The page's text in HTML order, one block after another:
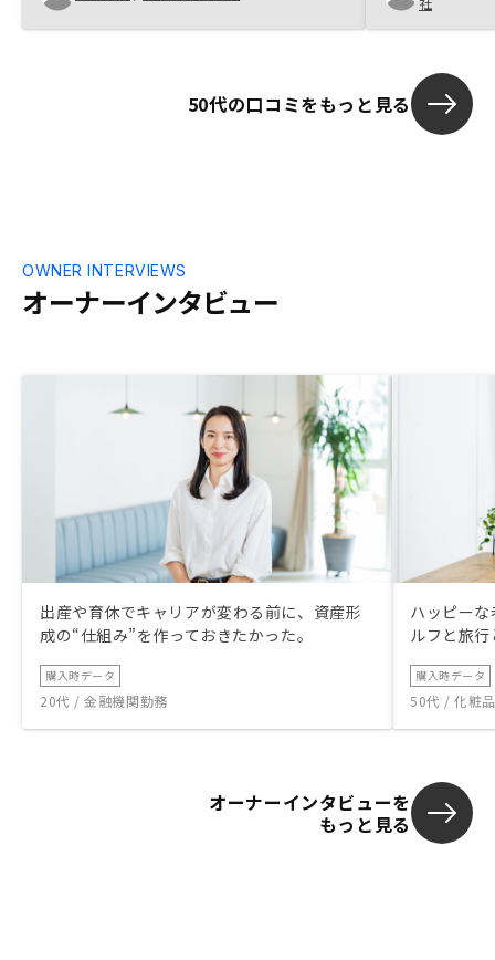
50代の口コミをもっと見る
オーナーインタビュー
OWNER INTERVIEWS
出産や育休でキャリアが変わる前に、資産形
成の“仕組み”を作っておきたかった。
購入時データ
20代 / 金融機関勤務
ハッピー
ルフと旅
購入時データ
50代 / 化粧
オーナーインタビューを
もっと見る